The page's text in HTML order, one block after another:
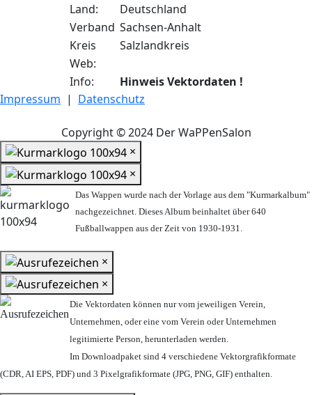
Land:
Deutschland
Verband Sachsen-Anhalt
Kreis
Salzlandkreis
Web:
Info:
Hinweis Vektordaten !
Impressum | Datenschutz
Copyright © 2024 Der WaPPenSalon
×
×
Das Wappen wurde nach der Vorlage aus dem "Kurmarkalbum"
nachgezeichnet. Dieses Album beinhaltet über 640
Fußballwappen aus der Zeit von 1930-1931.
×
×
Die Vektordaten können nur vom jeweiligen Verein,
Unternehmen, oder eine vom Verein oder Unternehmen
legitimierte Person, herunterladen werden.
Im Downloadpaket sind 4 verschiedene Vektorgrafikformate
(CDR, AI EPS, PDF) und 3 Pixelgrafikformate (JPG, PNG, GIF) enthalten.